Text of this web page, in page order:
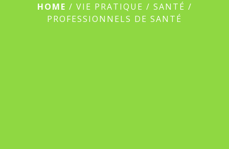
HOME / VIE PRATIQUE / SANTÉ /
PROFESSIONNELS DE SANTÉ